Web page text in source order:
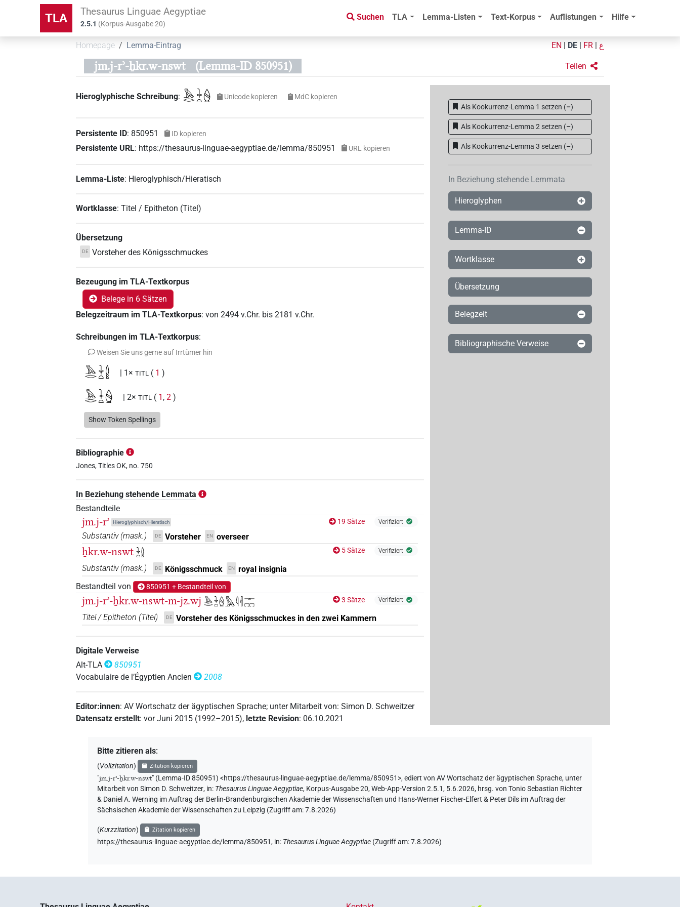
TLA Thesaurus Linguae Aegyptiae
2.5.1 (Korpus-Ausgabe20)
Suchen TLA Lemma-Listen Text-Korpus Auflistungen Hilfe
Homepage Lemma-Eintrag EN DE FR ع
jm.j-rʾ-ẖkr.w-nswt (Lemma-ID 850951) Teilen
Hieroglyphische Schreibung: 𓅓𓂋𓇓𓏏𓐭 Unicode kopieren MdC kopieren
Persistente ID: 850951 ID kopieren
Persistente URL: https://thesaurus-linguae-aegyptiae.de/lemma/850951 URL kopieren
Lemma-Liste: Hieroglyphisch/Hieratisch
Wortklasse:Titel / Epitheton (Titel)
Übersetzung
DE Vorsteher des Königsschmuckes
Bezeugung im TLA-Textkorpus
Belege in 6 Sätzen
Belegzeitraum im TLA-Textkorpus:von 2494 v.Chr. bis 2181 v.Chr.
Schreibungen im TLA-Textkorpus:
Weisen Sie uns gerne auf Irrtümer hin
𓅓𓂋𓇓𓏏𓐬 | 1× TITL ( 1 )
𓅓𓂋𓇓𓏏𓐭 | 2× TITL ( 1 ,2 )
Show Token Spellings
Bibliographie
Jones, Titles OK, no. 750
In Beziehung stehende Lemmata
Bestandteile
jm.j-rʾ Hieroglyphisch/Hieratisch 19 Sätze Verifiziert
Substantiv (mask.) DE Vorsteher EN overseer
ẖkr.w-nswt𓇓𓏏𓐬 5 Sätze Verifiziert
Substantiv (mask.) DE Königsschmuck EN royal insignia
Bestandteil von
850951 + Bestandteil von
jm.j-rʾ-ẖkr.w-nswt-m-jz.wj 𓅓𓂋𓇓𓏏𓐭𓅓𓇋𓇩𓊃𓉐𓉐 3 Sätze Verifiziert
Titel / Epitheton (Titel) DE Vorsteher des Königsschmuckes in den zwei Kammern
Digitale Verweise
Alt-TLA
850951
Vocabulaire de l’Égyptien Ancien
2008
Editor:innen:AV Wortschatz der ägyptischen Sprache; unter Mitarbeit von:Simon D. Schweitzer
Datensatz erstellt:vor Juni 2015 (1992–2015), letzte Revision: 06.10.2021
Als Kookurrenz-Lemma 1 setzen (–)
Als Kookurrenz-Lemma 2 setzen (–)
Als Kookurrenz-Lemma 3 setzen (–)
In Beziehung stehende Lemmata
Hieroglyphen
Lemma-ID
Wortklasse
Übersetzung
Belegzeit
Bibliographische Verweise
Bitte zitieren als:
(Vollzitation) Zitation kopieren
"jm.j-rʾ-ẖkr.w-nswt" (Lemma-ID 850951) <https://thesaurus-linguae-aegyptiae.de/lemma/850951>,ediert von AV Wortschatz der ägyptischen Sprache, unter
Mitarbeit von Simon D. Schweitzer, in: Thesaurus Linguae Aegyptiae, Korpus-Ausgabe 20, Web-App-Version 2.5.1, 5.6.2026, hrsg. von Tonio Sebastian Richter
& Daniel A. Werning im Auftrag der Berlin-Brandenburgischen Akademie der Wissenschaften und Hans-Werner Fischer-Elfert & Peter Dils im Auftrag der
Sächsischen Akademie der Wissenschaften zu Leipzig (Zugriff am:7.8.2026)
(Kurzzitation) Zitation kopieren
https://thesaurus-linguae-aegyptiae.de/lemma/850951, in: Thesaurus Linguae Aegyptiae (Zugriff am:7.8.2026)